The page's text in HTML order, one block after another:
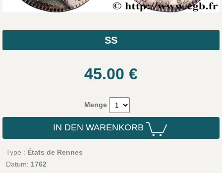
SS
45.00 €
Menge
IN DEN WARENKORB
Type : États de Rennes
Datum: 1762